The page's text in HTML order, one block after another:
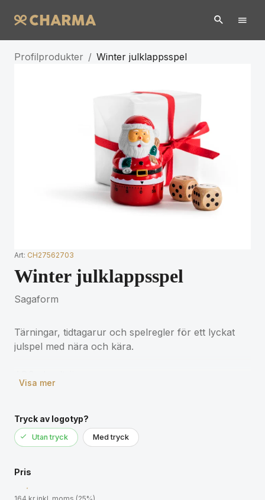
Profilprodukter / Winter julklappsspel
Art: CH27562703
Winter julklappsspel
Sagaform
Tärningar, tidtagarur och spelregler för ett lyckat
julspel med nära och kära.
0,088kg Mått:
Visa mer
Tryck av logotyp?
Utan tryck Med tryck
Pris